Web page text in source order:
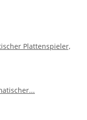
Plattenspieler,